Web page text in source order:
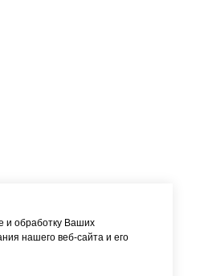
и обработку Ваших
нашего веб-сайта и его